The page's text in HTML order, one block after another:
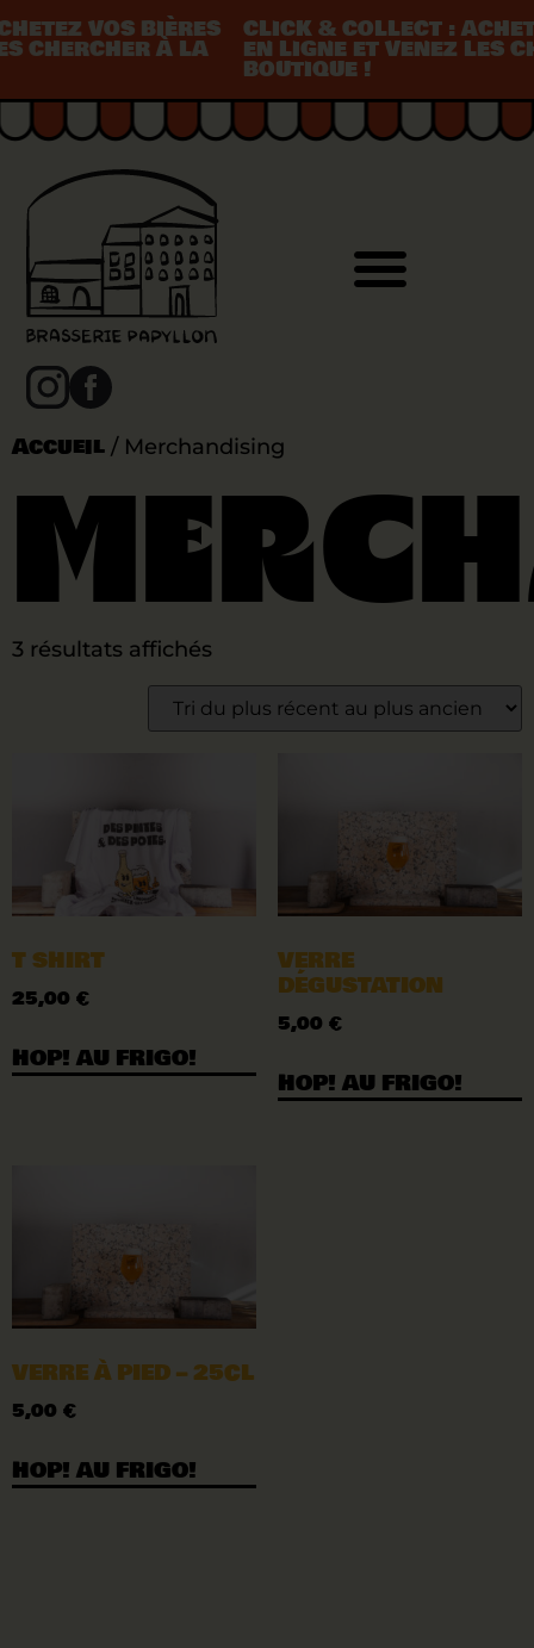
VOS BIÈRES
CHERCHER À LA
CLICK & COLLECT :
EN LIGNE ET VENEZ LES
BOUTIQUE !
Accueil / Merchandising
3 résultats affichés
T SHIRT
25,00 €
HOP! AU FRIGO!
VERRE
DÉGUSTATION
5,00 €
HOP! AU FRIGO!
VERRE À PIED – 25CL
5,00 €
HOP! AU FRIGO!